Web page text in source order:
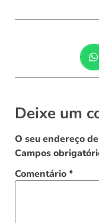
Deixe um
O seu endereço
Campos
Comentário*